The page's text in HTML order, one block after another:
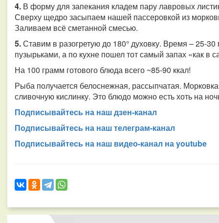
4. В форму для запекания кладем пару лавровых
Сверху щедро засыпаем нашей пассеровкой из
Заливаем всё сметанной смесью.
5.Ставим в разогретую до 180° духовку. Время – 25-30
пузырьками, а по кухне пошел тот самый запах «как в
На 100 грамм готового блюда всего ~85-90 ккал!
Рыба получается белоснежная, рассыпчатая.
сливочную кислинку. Это блюдо можно есть хоть на
Подписывайтесь на наш дзен-канал
Подписывайтесь на наш телеграм-канал
Подписывайтесь на наш видео-канал на youtube